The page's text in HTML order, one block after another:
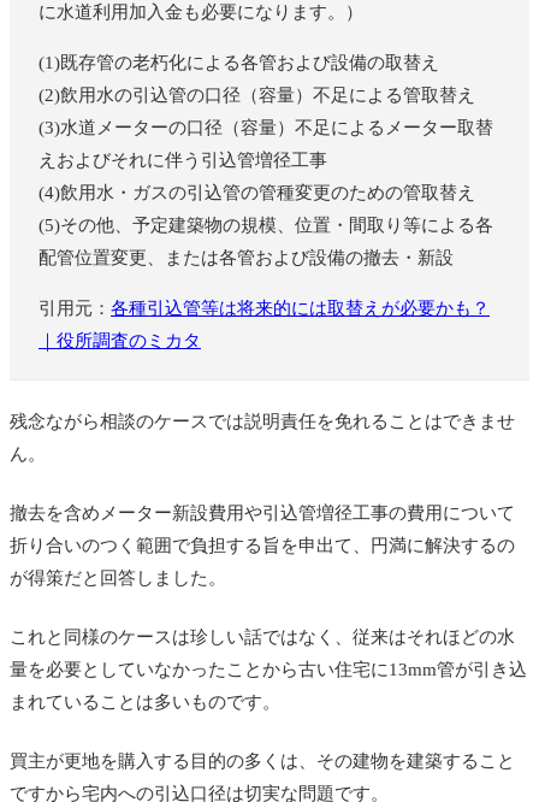
に水道利用加入金も必要になります。）
(1)既存管の老朽化による各管および設備の取替え
(2)飲用水の引込管の口径（容量）不足による管取替え
(3)水道メーターの口径（容量）不足によるメーター取替
えおよびそれに伴う引込管増径工事
(4)飲用水・ガスの引込管の管種変更のための管取替え
(5)その他、予定建築物の規模、位置・間取り等による各
配管位置変更、または各管および設備の撤去・新設
引用元： 各種引込管等は将来的には取替えが必要かも？
｜役所調査のミカタ
残念ながら相談のケースでは説明責任を免れることはできませ
ん。
撤去を含めメーター新設費用や引込管増径工事の費用について
折り合いのつく範囲で負担する旨を申出て、円満に解決するの
が得策だと回答しました。
これと同様のケースは珍しい話ではなく、従来はそれほどの水
量を必要としていなかったことから古い住宅に13mm管が引き込
まれていることは多いものです。
買主が更地を購入する目的の多くは、その建物を建築すること
ですから宅内への引込口径は切実な問題です。